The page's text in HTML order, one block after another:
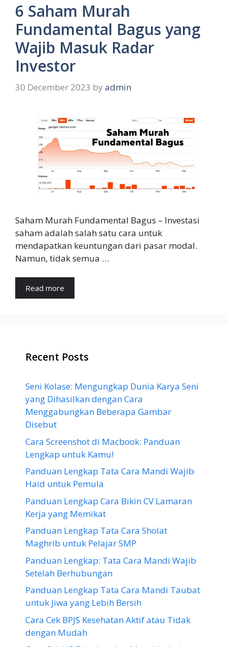
6 Saham Murah
Fundamental Bagus yang
Wajib Masuk Radar
Investor
30 December 2023 by admin
Saham Murah Fundamental Bagus – Investasi
saham adalah salah satu cara untuk
mendapatkan keuntungan dari pasar modal.
Namun, tidak semua …
Read more
Recent Posts
Seni Kolase: Mengungkap Dunia Karya Seni
yang Dihasilkan dengan Cara
Menggabungkan Beberapa Gambar
Disebut
Cara Screenshot di Macbook: Panduan
Lengkap untuk Kamu!
Panduan Lengkap Tata Cara Mandi Wajib
Haid untuk Pemula
Panduan Lengkap Cara Bikin CV Lamaran
Kerja yang Memikat
Panduan Lengkap Tata Cara Sholat
Maghrib untuk Pelajar SMP
Panduan Lengkap: Tata Cara Mandi Wajib
Setelah Berhubungan
Panduan Lengkap Tata Cara Mandi Taubat
untuk Jiwa yang Lebih Bersih
Cara Cek BPJS Kesehatan Aktif atau Tidak
dengan Mudah